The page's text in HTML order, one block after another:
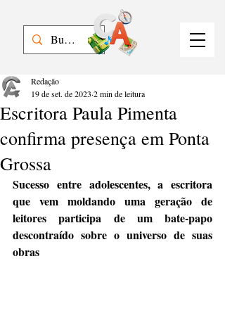
Escritora Paula Pimenta
confirma presença em Ponta
Grossa
Redação
19 de set. de 2023 2 min de leitura
Sucesso entre adolescentes, a escritora
que vem moldando uma geração de
leitores participa de um bate-papo
descontraído sobre o universo de suas
obras